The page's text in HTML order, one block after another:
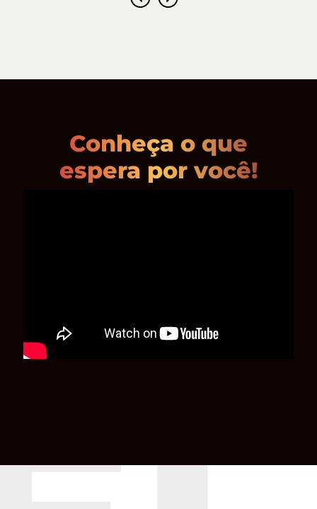
Conheça o que
espera por você!